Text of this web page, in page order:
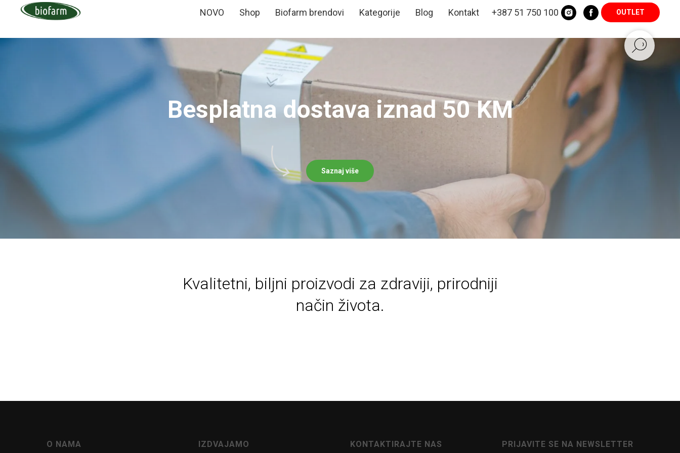
NOVO Shop Biofarm brendovi Kategorije Blog Kontakt +387 51 750 100 OUTLET
Besplatna dostava iznad 50 KM
Saznaj više
Kvalitetni, biljni proizvodi za zdraviji, prirodniji
način života.
O NAMA IZDVAJAMO KONTAKTIRAJTE NAS PRIJAVITE SE NA NEWSLETTER